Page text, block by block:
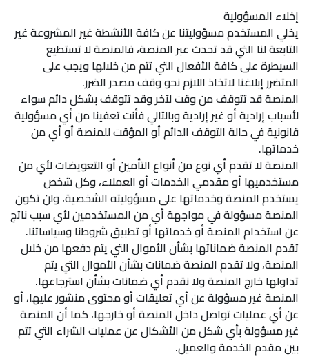
إخلاء المسؤولية
يخلي المستخدم مسؤوليتنا عن كافة الأنشطة غير المشروعة غير
التابعة لنا التي قد تحدث عبر المنصة، فالمنصة لا تستطيع
السيطرة على كافة الأفعال التي تتم من خلالها ويجب على
المتضرر إبلاغنا لاتخاذ اللازم نحو وقف مصدر الضرر.
المنصة قد تتوقف من وقت لآخر وقد تتوقف بشكل دائم سواء
لأسباب إرادية أو غير إرادية وبالتالي فأنت تعفينا من أي مسؤولية
قانونية في حالة التوقف الدائم أو المؤقت للمنصة أو أي من
خدماتها.
المنصة لا تقدم أي نوع من أنواع التأمين أو التعويضات لأي من
مستخدميها أو مقدمي الخدمات أو العملاء، وكل شخص
يستخدم المنصة وخدماتها على مسؤوليته الشخصية، ولن تكون
المنصة مسؤولة في مواجهة أي من المستخدمين لأي سبب ناتج
عن استخدام المنصة أو خدماتها أو تطبيق شروطنا وسياساتنا.
تقدم المنصة ضماناتها بشأن الأموال التي يتم دفعها من خلال
المنصة، ولا تقدم المنصة ضمانات بشأن الأموال التي يتم
تداولها خارج المنصة ولا نقدم أي ضمانات بشأن استرجاعها.
المنصة غير مسؤولة عن أي تعليقات أو محتوى منشور عليها، أو
عن أي عمليات تواصل داخل المنصة أو خارجها، كما أن المنصة
غير مسؤولة بأي شكل من الأشكال عن عمليات الشراء التي تتم
بين مقدم الخدمة والعميل.